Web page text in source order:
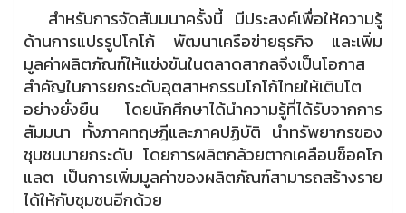
สำหรับการจัดสัมมนาครั้งนี้ มีประสงค์เพื่อให้ความรู้
ด้านการแปรรูปโกโก้ พัฒนาเครือข่ายธุรกิจ และเพิ่ม
มูลค่าผลิตภัณฑ์ให้แข่งขันในตลาดสากลจึงเป็นโอกาส
สำคัญในการยกระดับอุตสาหกรรมโกโก้ไทยให้เติบโต
อย่างยั่งยืน โดยนักศึกษาได้นำความรู้ที่ได้รับจากการ
สัมมนา ทั้งภาคทฤษฎีและภาคปฏิบัติ นำทรัพยากรของ
ชุมชนมายกระดับ โดยการผลิตกล้วยตากเคลือบช็อคโก
แลต เป็นการเพิ่มมูลค่าของผลิตภัณฑ์สามารถสร้างราย
ได้ให้กับชุมชนอีกด้วย